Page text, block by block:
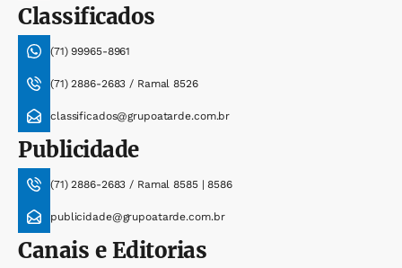
Classificados
(71) 99965-8961
(71) 2886-2683 / Ramal 8526
classificados@grupoatarde.com.br
Publicidade
(71) 2886-2683 / Ramal 8585 | 8586
publicidade@grupoatarde.com.br
Canais e Editorias